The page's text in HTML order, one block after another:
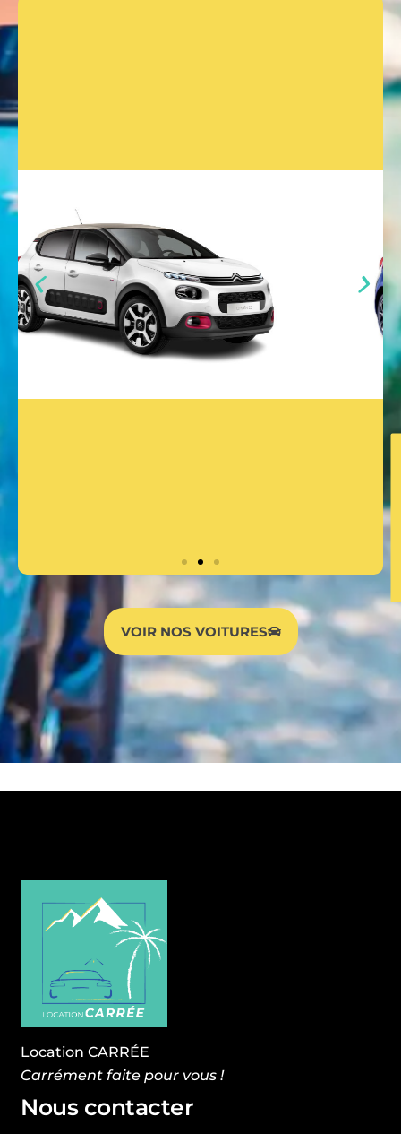
VOIR NOS VOITURES
Location CARRÉE
Carrément faite pour vous !
Nous contacter